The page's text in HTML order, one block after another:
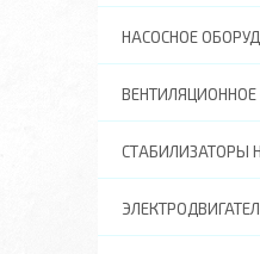
НАСОСНОЕ
СТАБИЛИЗАТОРЫ